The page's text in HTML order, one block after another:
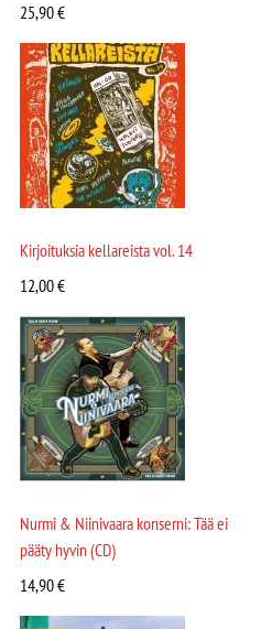
25,90€
Kirjoituksia kellareista vol. 14
12,00€
Nurmi & Niinivaara konserni: Tää ei
pääty hyvin (CD)
14,90€